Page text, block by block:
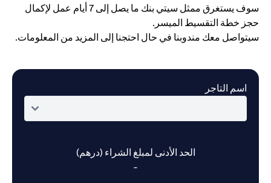
سوف يستغرق ممثل سيتي بنك ما يصل إلى 7 أيام عمل لإكمال
حجز خطة التقسيط الميسر.
سيتواصل معك مندوبنا في حال احتجنا إلى المزيد من المعلومات.
اسم التاجر
الحد الأدنى لمبلغ الشراء (درهم)
-